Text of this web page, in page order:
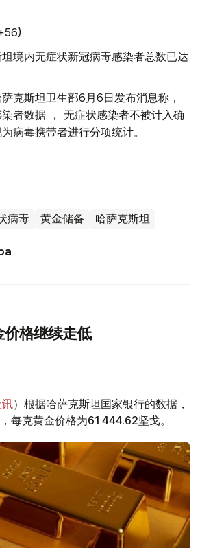
境内无症状新冠病毒感染者总数已达
克斯坦卫生部6月6日发布消息称，
者数据 ， 无症状感染者不被计入确
病毒携带者进行分项统计。
病毒 黄金储备 哈萨克斯坦
格继续走低
）根据哈萨克斯坦国家银行的数据，
每克黄金价格为61 444.62坚戈。